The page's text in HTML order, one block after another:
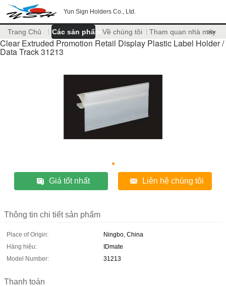
Yun Sign Holders Co., Ltd.
Trang Chủ Các sản phẩm Về chúng tôi Tham quan nhà máy
>>
Clear Extruded Promotion Retail Display Plastic Label Holder /
Data Track 31213
Giá tốt nhất Liên hệ chúng tôi
Thông tin chi tiết sản phẩm
Place of Origin:
Ningbo, China
Hàng hiệu:
IDmate
Model Number:
31213
Thanh toán